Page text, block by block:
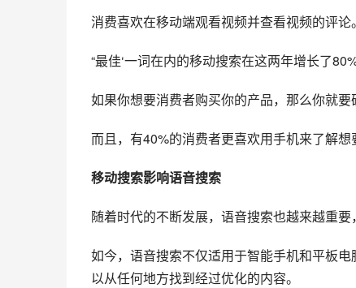
消费喜欢在移动端观看视频并查看视频的评论。
“最佳‘一词在内的移动搜索在这两年增长了80%
如果你想要消费者购买你的产品，那么你就
而且，有40%的消费者更喜欢用手机来了解
移动搜索影响语音搜索
随着时代的不断发展，语音搜索也越来越重要
如今，语音搜索不仅适用于智能手机和平板
以从任何地方找到经过优化的内容。